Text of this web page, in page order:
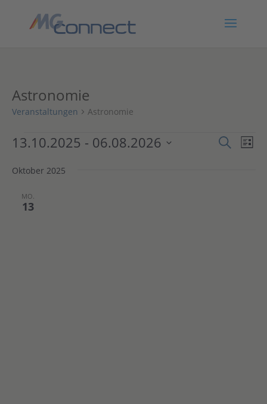
Astronomie
Veranstaltungen Astronomie
Veranstaltungen SucheListe
13.10.2025 - 06.08.2026
wählen.
Oktober 2025
MO.
13